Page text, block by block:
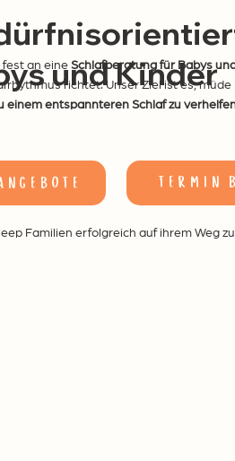
und Kinder
fest an eineSchlafberatung für Babys
richtet. Unser Ziel ist es,
einem entspannteren Schlaf zu
Familien erfolgreich auf ihrem Weg
termin